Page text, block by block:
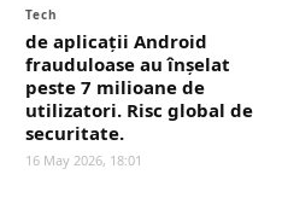
Tech
de aplicații Android
frauduloase au înșelat
peste 7 milioane de
utilizatori. Risc global de
securitate.
16 May 2026, 18:01